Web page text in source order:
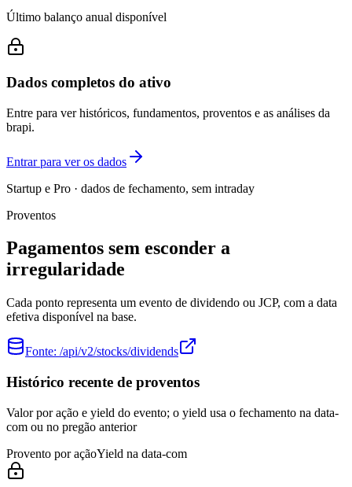
Último balanço anual disponível
Dados completos do ativo
Entre para ver históricos, fundamentos, proventos e as análises da
brapi.
Entrar para ver os dados
Startup e Pro · dados de fechamento, sem intraday
Proventos
Pagamentos sem esconder a
irregularidade
Cada ponto representa um evento de dividendo ou JCP, com a data
efetiva disponível na base.
Fonte: /api/v2/stocks/dividends
Histórico recente de proventos
Valor por ação e yield do evento; o yield usa o fechamento na data-
com ou no pregão anterior
Provento por açãoYield na data-com